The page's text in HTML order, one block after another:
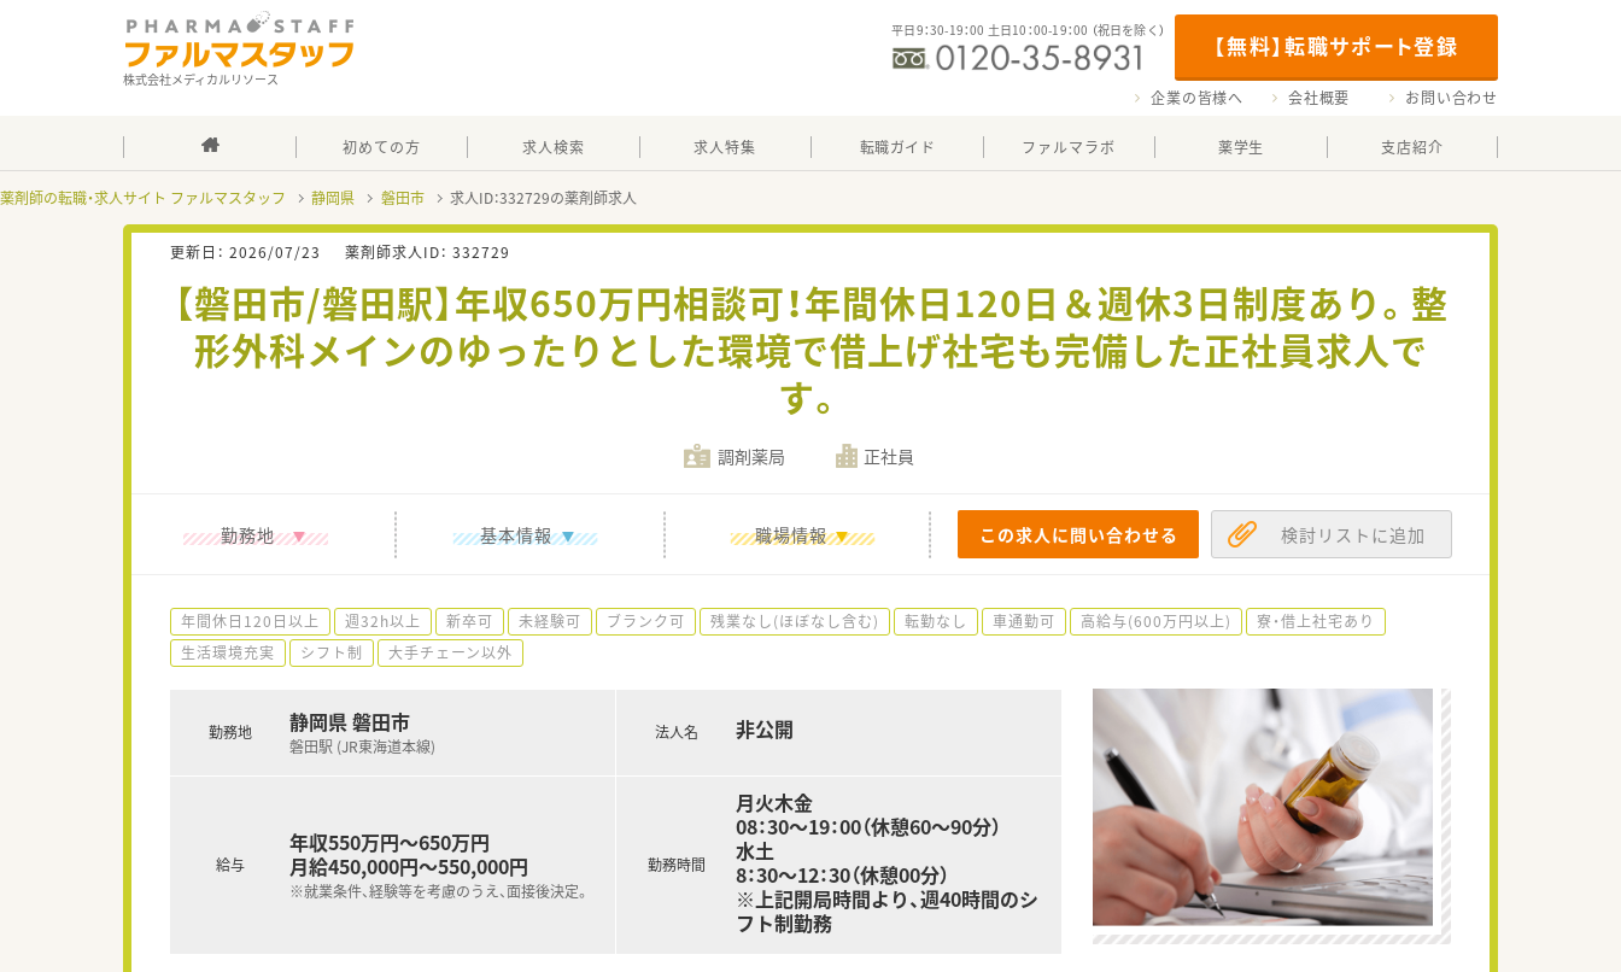
株式会社メディカルリソース
【無料】転職サポート登録
平日9：30-19：00 土日10：00-19：00 （祝日を除く）
企業の皆様へ 会社概要 お問い合わせ
初めての方 求人検索 求人特集 転職ガイド ファルマラボ 薬学生 支店紹介
薬剤師の転職・求人サイト ファルマスタッフ 静岡県 磐田市 求人ID：332729の薬剤師求人
更新日： 2026/07/23 薬剤師求人ID： 332729
【磐田市/磐田駅】年収650万円相談可！年間休日120日＆週休3日制度あり。整
形外科メインのゆったりとした環境で借上げ社宅も完備した正社員求人で
す。
調剤薬局 正社員
勤務地 基本情報 職場情報 この求人に問い合わせる 検討リストに追加
年間休日120日以上 週32h以上 新卒可 未経験可 ブランク可 残業なし(ほぼなし含む) 転勤なし 車通勤可 高給与(600万円以上)
寮・借上社宅あり
生活環境充実
シフト制 大手チェーン以外
勤務地 静岡県 磐田市
磐田駅 (JR東海道本線)
給与
年収550万円～650万円
月給450,000円～550,000円
※就業条件、経験等を考慮のうえ、面接後決定。
法人名 非公開
勤務時間
月火木金
08：30～19：00（休憩60～90分）
水土
8：30～12：30（休憩00分）
※上記開局時間より、週40時間のシ
フト制勤務